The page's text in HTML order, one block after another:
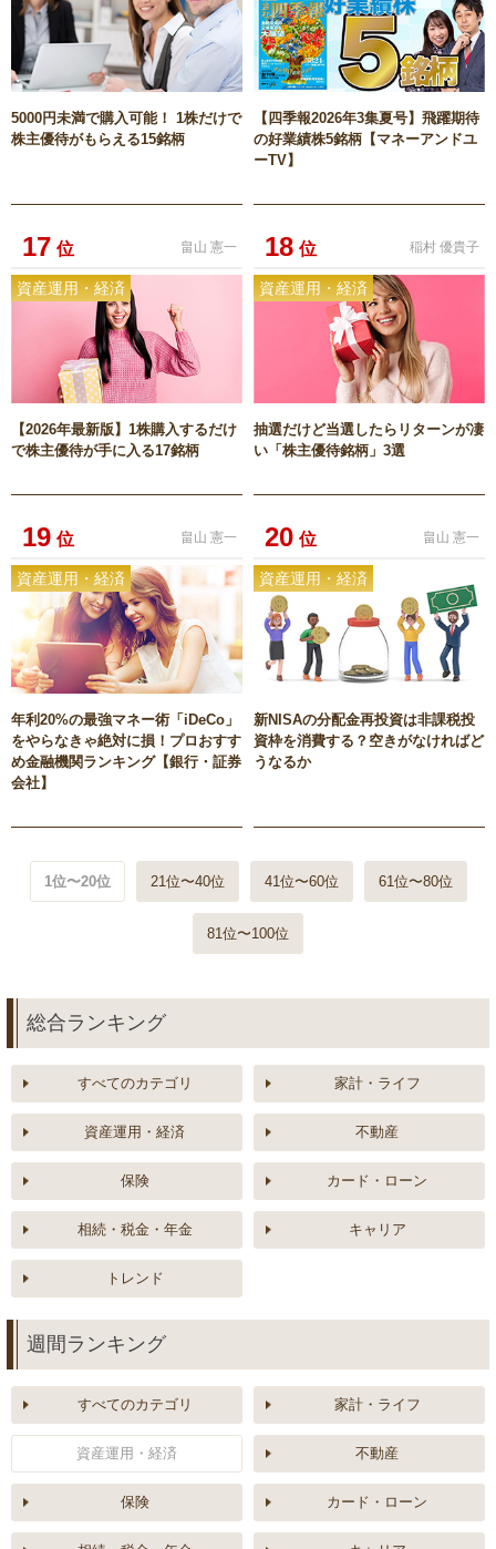
5000円未満で購入可能！ 1株だけで
株主優待がもらえる15銘柄
【四季報2026年3集夏号】飛躍期待
の好業績株5銘柄【マネーアンドユ
ーTV】
17 位
資産運用・経済
畠山 憲一
【2026年最新版】1株購入するだけ
で株主優待が手に入る17銘柄
18 位
資産運用・経済
稲村 優貴子
抽選だけど当選したらリターンが凄
い「株主優待銘柄」3選
19 位
資産運用・経済
畠山 憲一
年利20%の最強マネー術「iDeCo」
をやらなきゃ絶対に損！プロおすす
め金融機関ランキング【銀行・証券
会社】
20 位
資産運用・経済
畠山 憲一
新NISAの分配金再投資は非課税投
資枠を消費する？空きがなければど
うなるか
1位〜20位 21位〜40位 41位〜60位 61位〜80位
81位〜100位
総合ランキング
すべてのカテゴリ 家計・ライフ
資産運用・経済 不動産
保険 カード・ローン
相続・税金・年金 キャリア
トレンド
週間ランキング
すべてのカテゴリ 家計・ライフ
資産運用・経済 不動産
保険 カード・ローン